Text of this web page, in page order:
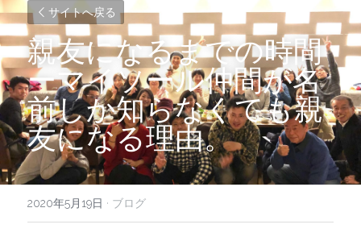
サイトへ戻る
親友になるまでの時間
ーマイソール仲間が名
前しか知らなくても親
友になる理由。
2020年5月19日 · ブログ